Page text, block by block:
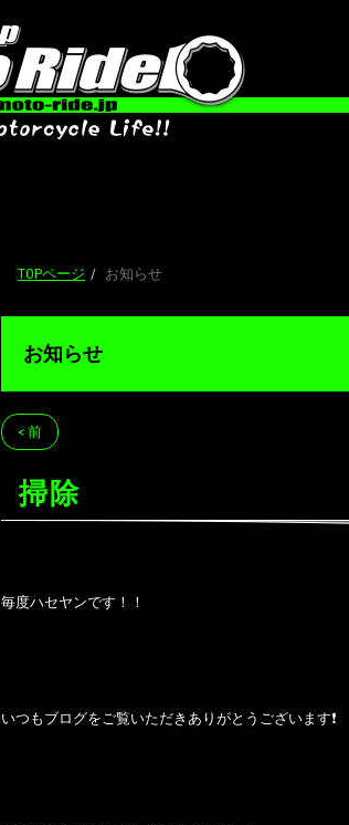
TOPページ お知らせ
お知らせ
< 前
掃除
毎度ハセヤンです！！
いつもブログをご覧いただきありがとうございます❗